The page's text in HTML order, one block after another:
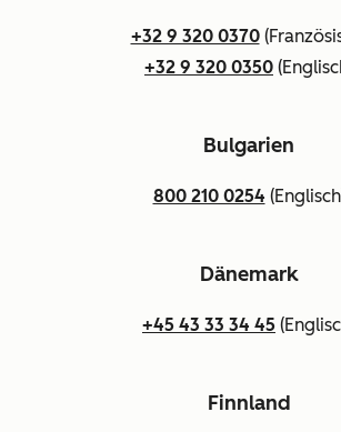
+32 9 320 0370
+32 9 320 0350
Bulgarien
800 210 0254
Dänemark
+45 43 33 34 45
Finnland